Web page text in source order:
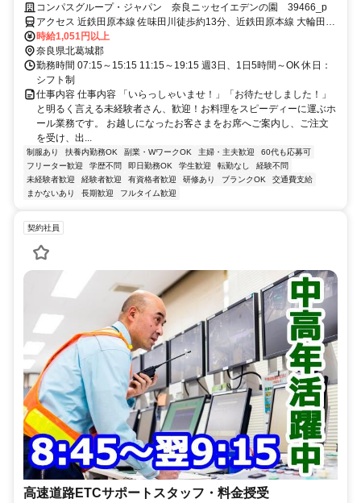
かせる！
コンパスグループ・ジャパン 奈良ニッセイエデンの園 39466_p
アクセス 近鉄田原本線 佐味田川徒歩約13分、近鉄田原本線 大輪田徒
歩約17分、近鉄田原本線 池部徒歩約20分 奈良交通バス「高塚台一丁
目」バス停徒歩約3分
時給1,051円以上
奈良県北葛城郡
勤務時間 07:15～15:15 11:15～19:15 週3日、1日5時間～OK 休日：
シフト制
仕事内容 仕事内容 「いらっしゃいませ！」「お待たせしました！」
と明るく言える未経験者さん、歓迎！お料理をスピーディーに運ぶホ
ール業務です。 お越しになったお客さまをお席へご案内し、ご注文
を受け、出...
制服あり 扶養内勤務OK 副業・WワークOK 主婦・主夫歓迎
60代も応募可
フリーター歓迎
学歴不問 即日勤務OK 学生歓迎 転勤なし
経験不問
未経験者歓迎
経験者歓迎 有資格者歓迎 研修あり ブランクOK
交通費支給
まかないあり
長期歓迎 フルタイム歓迎
契約社員
高速道路ETCサポートスタッフ・料金授受